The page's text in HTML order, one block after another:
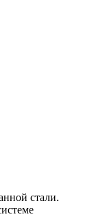
стали.